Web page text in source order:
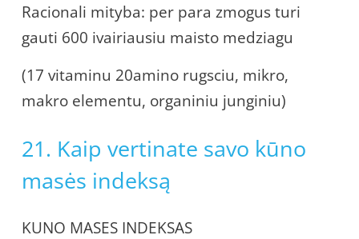
Racionali mityba: per para zmogus turi
gauti 600 ivairiausiu maisto medziagu
(17 vitaminu 20amino rugsciu, mikro,
makro elementu, organiniu junginiu)
21. Kaip vertinate savo kūno
masės indeksą
KUNO MASES INDEKSAS